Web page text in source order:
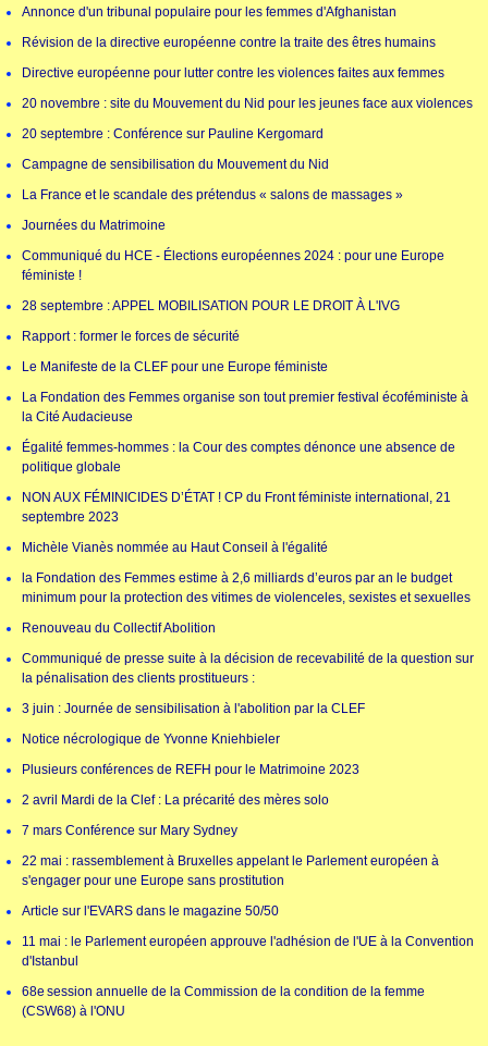
Annonce d'un tribunal populaire pour les femmes d'Afghanistan
Révision de la directive européenne contre la traite des êtres humains
Directive européenne pour lutter contre les violences faites aux femmes
20 novembre : site du Mouvement du Nid pour les jeunes face aux violences
20 septembre : Conférence sur Pauline Kergomard
Campagne de sensibilisation du Mouvement du Nid
La France et le scandale des prétendus « salons de massages »
Journées du Matrimoine
Communiqué du HCE - Élections européennes 2024 : pour une Europe
féministe !
28 septembre : APPEL MOBILISATION POUR LE DROIT À L'IVG
Rapport : former le forces de sécurité
Le Manifeste de la CLEF pour une Europe féministe
La Fondation des Femmes organise son tout premier festival écoféministe à
la Cité Audacieuse
Égalité femmes-hommes : la Cour des comptes dénonce une absence de
politique globale
NON AUX FÉMINICIDES D’ÉTAT ! CP du Front féministe international, 21
septembre 2023
Michèle Vianès nommée au Haut Conseil à l'égalité
la Fondation des Femmes estime à 2,6 milliards d’euros par an le budget
minimum pour la protection des vitimes de violenceles, sexistes et sexuelles
Renouveau du Collectif Abolition
Communiqué de presse suite à la décision de recevabilité de la question sur
la pénalisation des clients prostitueurs :
3 juin : Journée de sensibilisation à l'abolition par la CLEF
Notice nécrologique de Yvonne Kniehbieler
Plusieurs conférences de REFH pour le Matrimoine 2023
2 avril Mardi de la Clef : La précarité des mères solo
7 mars Conférence sur Mary Sydney
22 mai : rassemblement à Bruxelles appelant le Parlement européen à
s'engager pour une Europe sans prostitution
Article sur l'EVARS dans le magazine 50/50
11 mai : le Parlement européen approuve l'adhésion de l'UE à la Convention
d'Istanbul
68e session annuelle de la Commission de la condition de la femme
(CSW68) à l'ONU